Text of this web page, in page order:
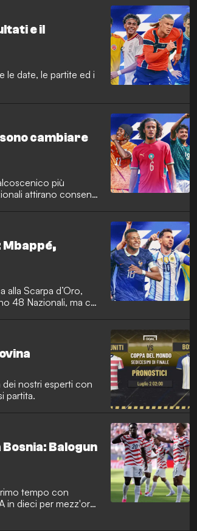
e il
le date, le partite ed i
cambiare
più
attirano consensi
e dopo i
Mbappé,
alla Scarpa d’Oro,
48 Nazionali, ma chi
nostri esperti con
partita.
Balogun
tempo con
in dieci per mezz'ora.
il goal del 2-0.